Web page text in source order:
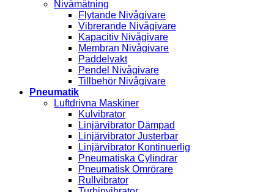
Nivåmätning
Flytande Nivågivare
Vibrerande Nivågivare
Kapacitiv Nivågivare
Membran Nivågivare
Paddelvakt
Pendel Nivågivare
Tillbehör Nivågivare
Pneumatik
Luftdrivna Maskiner
Kulvibrator
Linjärvibrator Dämpad
Linjärvibrator Justerbar
Linjärvibrator Kontinuerlig
Pneumatiska Cylindrar
Pneumatisk Omrörare
Rullvibrator